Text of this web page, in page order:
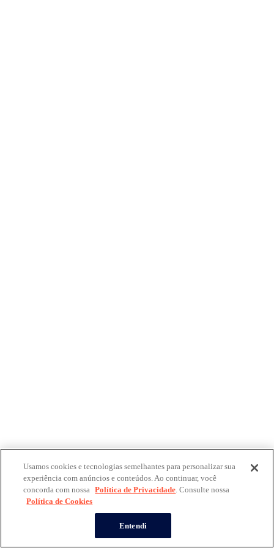
Usamos cookies e tecnologias semelhantes para personalizar sua
experiência com anúncios e conteúdos. Ao continuar, você
concorda com nossa Política de Privacidade. Consulte nossa
Política de Cookies
Entendi